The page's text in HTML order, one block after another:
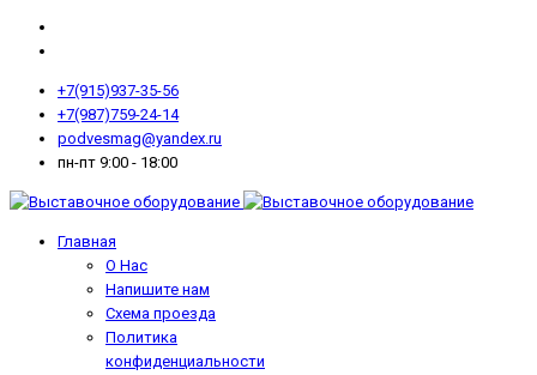
+7(915)937-35-56
+7(987)759-24-14
podvesmag@yandex.ru
пн-пт 9:00 - 18:00
Главная
О Нас
Напишите нам
Схема проезда
Политика
конфиденциальности